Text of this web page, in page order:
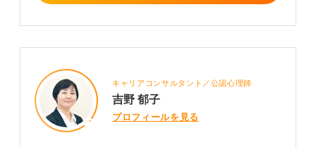
最近は柔軟性の高いアルバイト形態の企業もありますか
まずは社内の手続と線引きをクリアにし、健康と信頼を
にしましょう！
0
キャリアコンサルタント／公認心理師
吉野 郁子
プロフィールを見る